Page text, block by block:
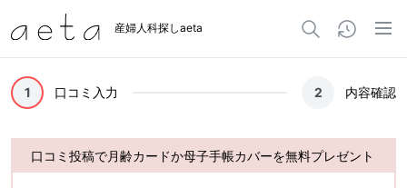
産婦人科探しaeta
1 口コミ入力 2 内容確認
口コミ投稿で月齢カードか母子手帳カバーを無料プレゼント